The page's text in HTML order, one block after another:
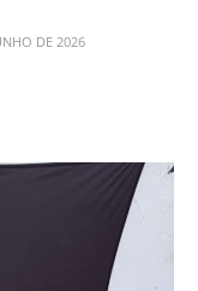
DE 2026